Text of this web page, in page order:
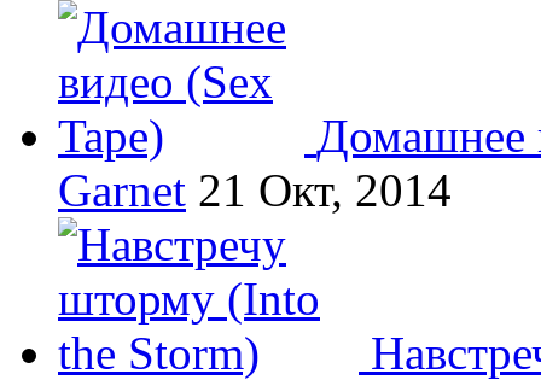
Домашнее
Garnet 21 Окт, 2014